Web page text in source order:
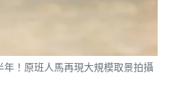
年！原班人馬再現大規模取景拍攝